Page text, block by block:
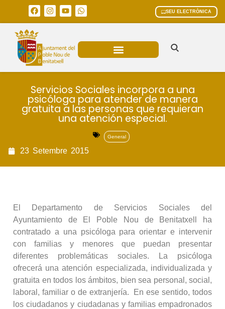
SEU ELECTRÒNICA
Servicios Sociales incorpora a una
psicóloga para atender de manera
gratuita a las personas que requieran
una atención especial.
General
23 Setembre 2015
El Departamento de Servicios Sociales del
Ayuntamiento de El Poble Nou de Benitatxell ha
contratado a una psicóloga para orientar e intervenir
con familias y menores que puedan presentar
diferentes problemáticas sociales. La psicóloga
ofrecerá una atención especializada, individualizada y
gratuita en todos los ámbitos, bien sea personal, social,
laboral, familiar o de extranjería. En ese sentido, todos
los ciudadanos y ciudadanas y familias empadronados